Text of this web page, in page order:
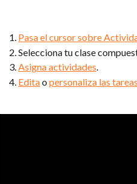
Pasa el cursor sobre
Selecciona tu clase
Asigna actividades.
Edita o personaliza las tareas